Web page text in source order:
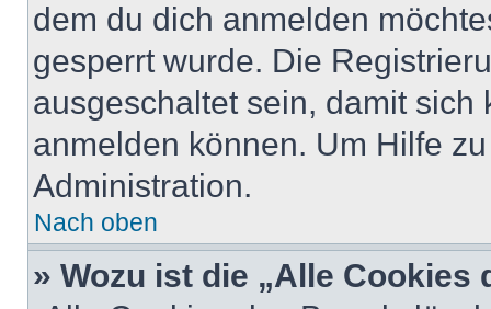
dem du dich anmelden
gesperrt wurde. Die
ausgeschaltet sein, damit
anmelden können. Um Hilfe
Administration.
Nach oben
» Wozu ist die „Alle